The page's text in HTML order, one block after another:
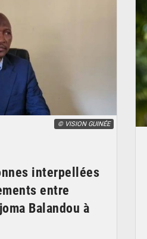
© VISION GUINÉE
interpellées
entre
Balandou à